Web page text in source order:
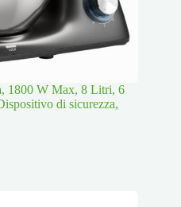
1800 W Max, 8 Litri, 6
di sicurezza,